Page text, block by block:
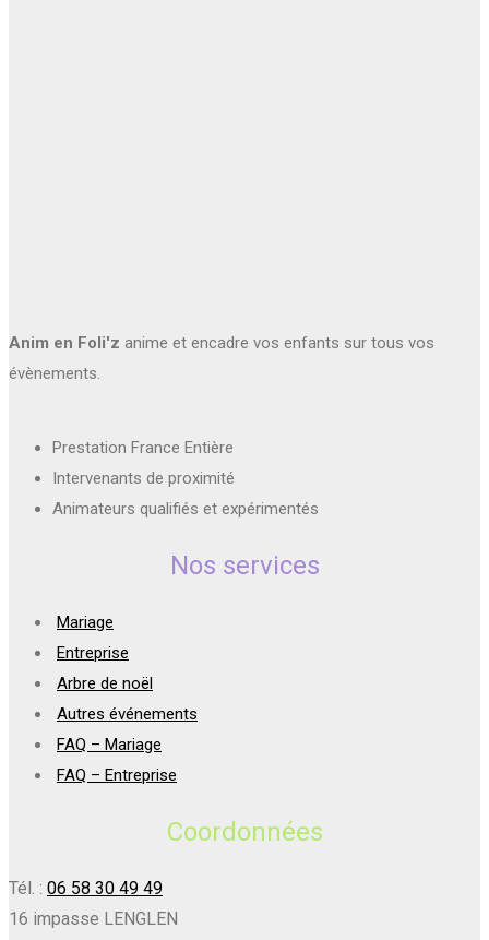
Anim en Foli'z anime et encadre vos enfants sur tous vos
évènements.
Prestation France Entière
Intervenants de proximité
Animateurs qualifiés et expérimentés
Nos services
Mariage
Entreprise
Arbre de noël
Autres événements
FAQ – Mariage
FAQ – Entreprise
Coordonnées
Tél. : 06 58 30 49 49
16 impasse LENGLEN